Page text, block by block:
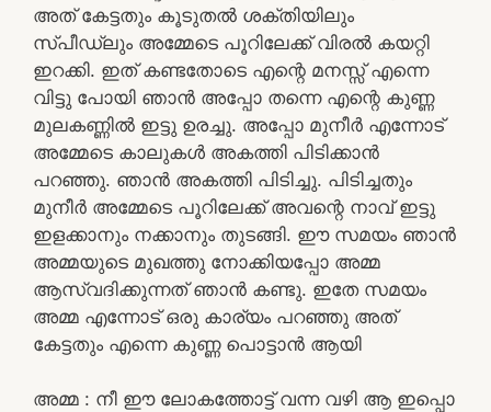
അത് കേട്ടതും കൂടുതൽ ശക്തിയിലും
സ്പീഡ്ലും അമ്മേടെ പൂറിലേക്ക് വിരൽ കയറ്റി
ഇറക്കി. ഇത് കണ്ടതോടെ എന്റെ മനസ്സ് എന്നെ
വിട്ടു പോയി ഞാൻ അപ്പോ തന്നെ എന്റെ കുണ്ണ
മുലകണ്ണിൽ ഇട്ടു ഉരച്ചു. അപ്പോ മുനീർ എന്നോട്
അമ്മേടെ കാലുകൾ അകത്തി പിടിക്കാൻ
പറഞ്ഞു. ഞാൻ അകത്തി പിടിച്ചു. പിടിച്ചതും
മുനീർ അമ്മേടെ പൂറിലേക്ക് അവന്റെ നാവ് ഇട്ടു
ഇളക്കാനും നക്കാനും തുടങ്ങി. ഈ സമയം ഞാൻ
അമ്മയുടെ മുഖത്തു നോക്കിയപ്പോ അമ്മ
ആസ്വദിക്കുന്നത് ഞാൻ കണ്ടു. ഇതേ സമയം
അമ്മ എന്നോട് ഒരു കാര്യം പറഞ്ഞു അത്
കേട്ടതും എന്നെ കുണ്ണ പൊട്ടാൻ ആയി
അമ്മ : നീ ഈ ലോകത്തോട്ട് വന്ന വഴി ആ ഇപ്പൊ